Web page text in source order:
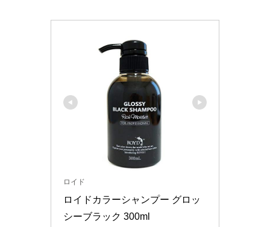
ロイド
ロイドカラーシャンプー グロッ
シーブラック 300ml